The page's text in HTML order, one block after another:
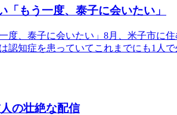
もう一度、泰子に会いたい」
度、泰子に会いたい」8月、米子市に
認知症を患っていてこれまでにも1人
の壮絶な配信